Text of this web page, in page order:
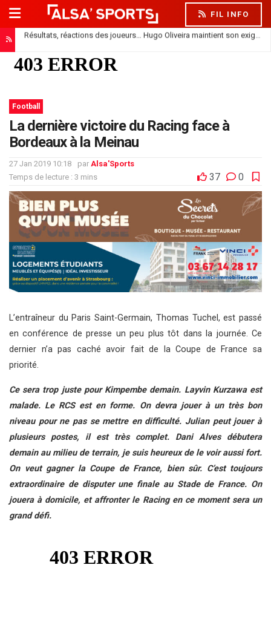
FIL INFO
Football
La dernière victoire du Racing face à
Bordeaux à la Meinau
27 Jan 2019 10:18 par Alsa'Sports
Temps de lecture : 3 mins
37 0
L’entraîneur du Paris Saint-Germain, Thomas Tuchel, est passé
en conférence de presse un peu plus tôt dans la journée. Ce
dernier n’a pas caché avoir fait de la Coupe de France sa
priorité.
Ce sera trop juste pour Kimpembedemain. Layvin Kurzawa est
malade. Le RCSest en forme. On devra jouer à un très bon
niveau pour ne pas se mettre en difficulté. Julian peut jouer à
plusieurs postes, il est très complet. Dani Alvesdébutera
demain au milieu de terrain, je suis heureux de le voir aussi fort.
On veut gagner la Coupe de France, bien sûr. C’est toujours
extraordinaire de disputer une finale au Stade de France. On
jouera à domicile, et affronter le Racingen ce moment sera un
grand défi.